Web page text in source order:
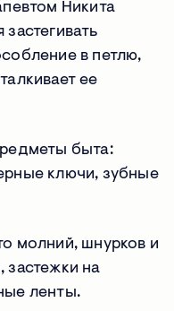
Никита
в петлю,
ее
быта:
ключи, зубные
молний, шнурков и
застежки на
ленты.